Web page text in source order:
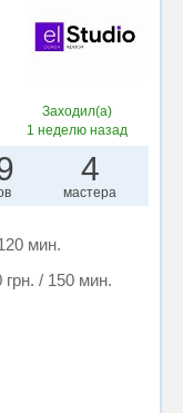
Заходил(а)
1 неделю назад
4
мастера
мин.
грн. / 150 мин.